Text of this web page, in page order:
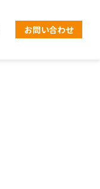
お問い合わせ